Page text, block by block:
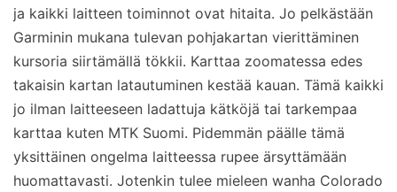
ja kaikki laitteen toiminnot ovat hitaita. Jo pelkästään
Garminin mukana tulevan pohjakartan vierittäminen
kursoria siirtämällä tökkii. Karttaa zoomatessa edes
takaisin kartan latautuminen kestää kauan. Tämä kaikki
jo ilman laitteeseen ladattuja kätköjä tai tarkempaa
karttaa kuten MTK Suomi. Pidemmän päälle tämä
yksittäinen ongelma laitteessa rupee ärsyttämään
huomattavasti. Jotenkin tulee mieleen wanha Colorado